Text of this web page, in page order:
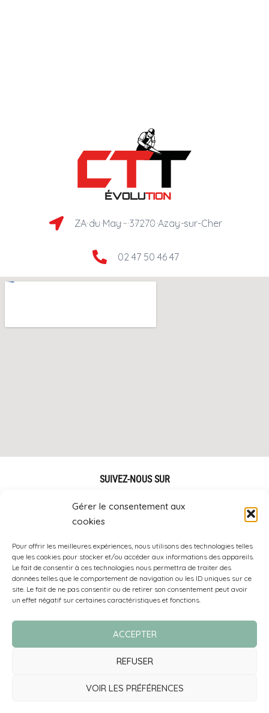
Gérer le consentement aux
cookies
Pour offrir les meilleures expériences, nous utilisons des technologies telles
que les cookies pour stocker et/ou accéder aux informations des appareils.
Le fait de consentir à ces technologies nous permettra de traiter des
données telles que le comportement de navigation ou les ID uniques sur ce
site. Le fait de ne pas consentir ou de retirer son consentement peut avoir
un effet négatif sur certaines caractéristiques et fonctions.
ACCEPTER
REFUSER
VOIR LES PRÉFÉRENCES
ZA du May - 37270 Azay-sur-Cher​
02 47 50 46 47
SUIVEZ-NOUS SUR
> Rejoindre notre équipe
Copyright © 2013 – 2026 |mentions légales